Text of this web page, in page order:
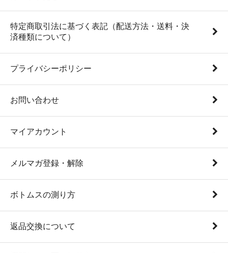
特定商取引法に基づく表記（配送方法・送料・決
済種類について）
プライバシーポリシー
お問い合わせ
マイアカウント
メルマガ登録・解除
ボトムスの測り方
返品交換について